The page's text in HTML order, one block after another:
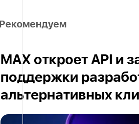
Рекомендуем
MAX откроет API и
поддержки
альтернативных